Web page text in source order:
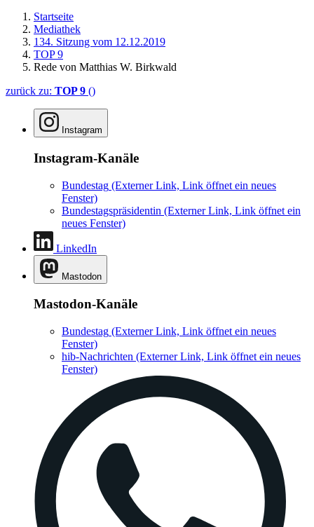
Startseite
Mediathek
134. Sitzung vom 12.12.2019
TOP 9
Rede von Matthias W. Birkwald
zurück zu: TOP 9 ()
Instagram
Instagram-Kanäle
Bundestag (Externer Link, Link öffnet ein neues
Fenster)
Bundestagspräsidentin (Externer Link, Link öffnet ein
neues Fenster)
LinkedIn
Mastodon
Mastodon-Kanäle
Bundestag (Externer Link, Link öffnet ein neues
Fenster)
hib-Nachrichten (Externer Link, Link öffnet ein neues
Fenster)